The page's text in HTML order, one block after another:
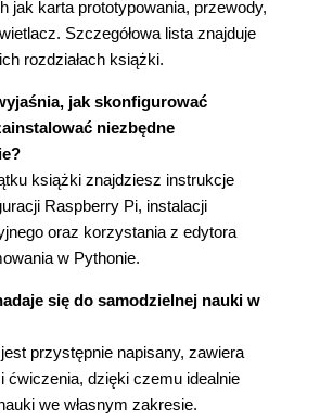
nowych modułów (69)
zorientowane obiektowo (70)
klas (71)
(74)
i internet (75)
plików (75)
dużych plików (77)
plików (78)
(82)
interfejsy użytkownika (83)
jak karta prototypowania, przewody,
Szczegółowa lista znajduje
rozdziałach książki.
jak skonfigurować
niezbędne
książki znajdziesz instrukcje
Raspberry Pi, instalacji
oraz korzystania z edytora
w Pythonie.
się do samodzielnej nauki w
przystępnie napisany, zawiera
ćwiczenia, dzięki czemu idealnie
we własnym zakresie.